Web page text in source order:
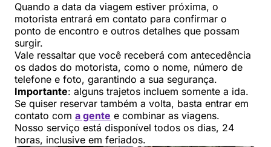
Quando a data da viagem estiver próxima, o
motorista entrará em contato para confirmar o
ponto de encontro e outros detalhes que possam
surgir.
Vale ressaltar que você receberá com antecedência
os dados do motorista, como o nome, número de
telefone e foto, garantindo a sua segurança.
Importante: alguns trajetos incluem somente a ida.
Se quiser reservar também a volta, basta entrar em
contato com a gente e combinar as viagens.
Nosso serviço está disponível todos os dias, 24
horas, inclusive em feriados.